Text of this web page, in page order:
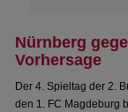
Nürnberg
Vorhersage
Der 4. Spieltag der 2.
den 1. FC Magdeburg